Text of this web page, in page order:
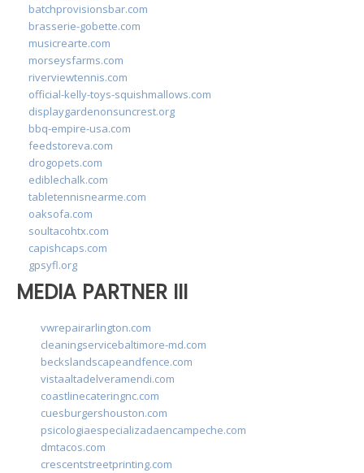
batchprovisionsbar.com
brasserie-gobette.com
musicrearte.com
morseysfarms.com
riverviewtennis.com
official-kelly-toys-squishmallows.com
displaygardenonsuncrest.org
bbq-empire-usa.com
feedstoreva.com
drogopets.com
ediblechalk.com
tabletennisnearme.com
oaksofa.com
soultacohtx.com
capishcaps.com
gpsyfl.org
MEDIA PARTNER III
vwrepairarlington.com
cleaningservicebaltimore-md.com
beckslandscapeandfence.com
vistaaltadelveramendi.com
coastlinecateringnc.com
cuesburgershouston.com
psicologiaespecializadaencampeche.com
dmtacos.com
crescentstreetprinting.com